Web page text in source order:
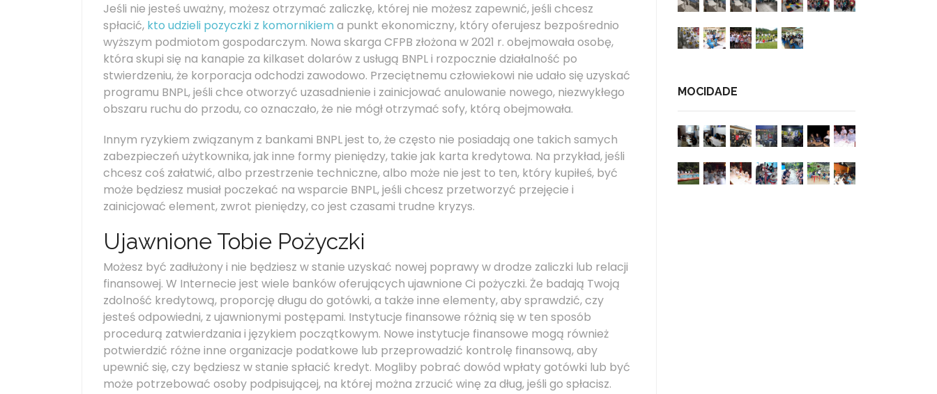
Jeśli nie jesteś uważny, możesz otrzymać zaliczkę, której nie możesz zapewnić, jeśli chcesz
spłacić, kto udzieli pozyczki z komornikiema punkt ekonomiczny, który oferujesz bezpośrednio
wyższym podmiotom gospodarczym. Nowa skarga CFPB złożona w 2021 r. obejmowała osobę,
która skupi się na kanapie za kilkaset dolarów z usługą BNPL i rozpocznie działalność po
stwierdzeniu, że korporacja odchodzi zawodowo. Przeciętnemu człowiekowi nie udało się uzyskać
programu BNPL, jeśli chce otworzyć uzasadnienie i zainicjować anulowanie nowego, niezwykłego
obszaru ruchu do przodu, co oznaczało, że nie mógł otrzymać sofy, którą obejmowała.
Innym ryzykiem związanym z bankami BNPL jest to, że często nie posiadają one takich samych
zabezpieczeń użytkownika, jak inne formy pieniędzy, takie jak karta kredytowa. Na przykład, jeśli
chcesz coś załatwić, albo przestrzenie techniczne, albo może nie jest to ten, który kupiłeś, być
może będziesz musiał poczekać na wsparcie BNPL, jeśli chcesz przetworzyć przejęcie i
zainicjować element, zwrot pieniędzy, co jest czasami trudne kryzys.
Ujawnione Tobie Pożyczki
Możesz być zadłużony i nie będziesz w stanie uzyskać nowej poprawy w drodze zaliczki lub relacji
finansowej. W Internecie jest wiele banków oferujących ujawnione Ci pożyczki. Że badają Twoją
zdolność kredytową, proporcję długu do gotówki, a także inne elementy, aby sprawdzić, czy
jesteś odpowiedni, z ujawnionymi postępami. Instytucje finansowe różnią się w ten sposób
procedurą zatwierdzania i językiem początkowym. Nowe instytucje finansowe mogą również
potwierdzić różne inne organizacje podatkowe lub przeprowadzić kontrolę finansową, aby
upewnić się, czy będziesz w stanie spłacić kredyt. Mogliby pobrać dowód wpłaty gotówki lub być
może potrzebować osoby podpisującej, na której można zrzucić winę za dług, jeśli go spłacisz.
MOCIDADE